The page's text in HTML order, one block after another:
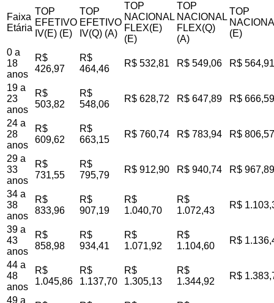
Faixa
Etária
TOP
EFETIVO
IV(E) (E)
TOP
EFETIVO
IV(Q) (A)
TOP
NACIONAL
FLEX(E)
(E)
TOP
NACIONAL
FLEX(Q)
(A)
TOP
(E)
0 a
18
anos
R$
426,97
R$
464,46
R$ 532,81 R$ 549,06 R$ 564,91
19 a
23
anos
R$
503,82
R$
548,06
R$ 628,72 R$ 647,89 R$ 666,59
24 a
28
anos
R$
609,62
R$
663,15
R$ 760,74 R$ 783,94 R$ 806,57
29 a
33
anos
R$
731,55
R$
795,79
R$ 912,90 R$ 940,74 R$ 967,89
34 a
38
anos
R$
833,96
R$
907,19
R$
1.040,70
R$
1.072,43
R$
39 a
43
anos
R$
858,98
R$
934,41
R$
1.071,92
R$
1.104,60
R$
44 a
48
anos
R$
1.045,86
R$
1.137,70
R$
1.305,13
R$
1.344,92
R$
49 a